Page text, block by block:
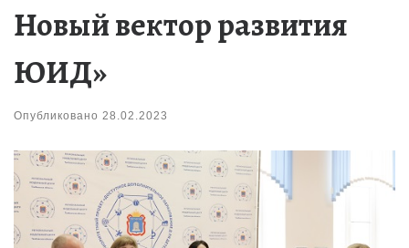
Новый вектор развития
ЮИД»
Опубликовано 28.02.2023